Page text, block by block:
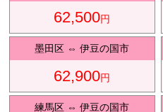
62,500円
墨田区 ⇔伊豆の国市
62,900円
練馬区 ⇔伊豆の国市